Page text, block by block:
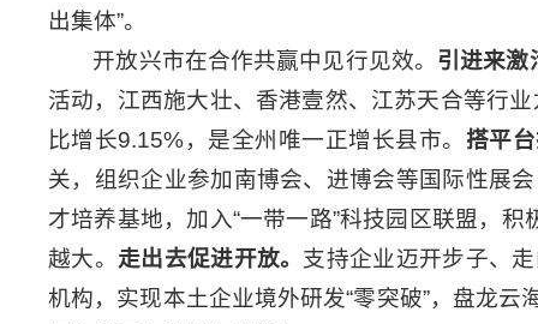
出集体”。
开放兴市在合作共赢中见行见效。 引进来激
活动，江西施大壮、香港壹然、江苏天合等行
比增长9.15%，是全州唯一正增长县市。 搭平
关，组织企业参加南博会、进博会等国际性展
才培养基地，加入“一带一路”科技园区联盟，
越大。 走出去促进开放。 支持企业迈开步子、
机构，实现本土企业境外研发“零突破”，盘龙